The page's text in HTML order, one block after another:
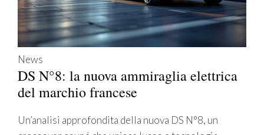
News
DS N°8: la nuova ammiraglia elettrica
del marchio francese
Un’analisi approfondita della nuova DS N°8, un